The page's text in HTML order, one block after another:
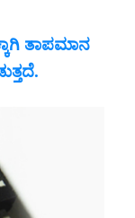
ತಾಪಮಾನ